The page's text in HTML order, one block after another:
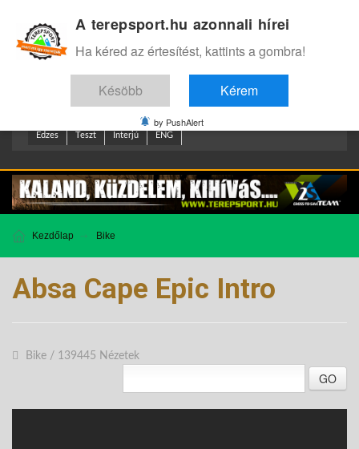
Edzes Teszt Interjú ENG
Kezdőlap Bike
Absa Cape Epic Intro
Bike / 139445 Nézetek
GO
A terepsport.hu azonnali hírei
Ha kéred az értesítést, kattints a gombra!
Késöbb Kérem
by PushAlert